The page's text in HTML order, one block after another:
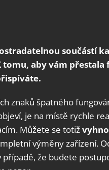
součástí
tomu, aby vám
znaků špatného
je na místě rychle
Můžete se totiž
výměny zařízení.
že budete